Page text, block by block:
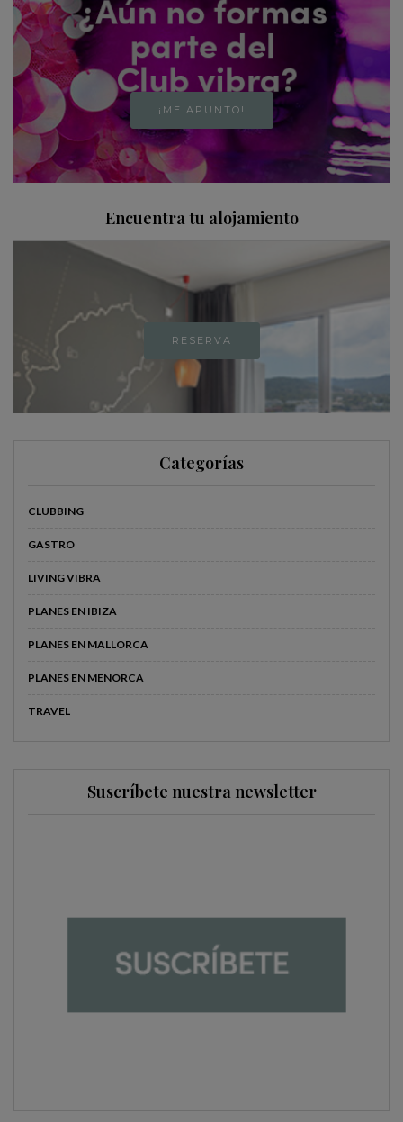
¡ME APUNTO!
Encuentra tu alojamiento
RESERVA
Categorías
CLUBBING
GASTRO
LIVING VIBRA
PLANES EN IBIZA
PLANES EN MALLORCA
PLANES EN MENORCA
TRAVEL
Suscríbete nuestra newsletter